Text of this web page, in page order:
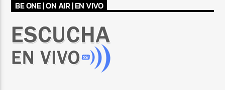
BE ONE | ON AIR | EN VIVO